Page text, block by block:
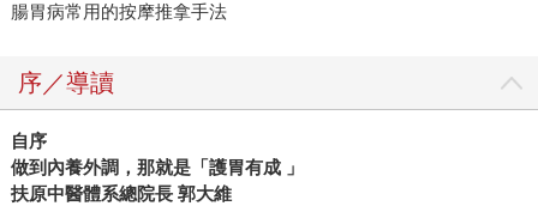
腸胃病常用的按摩推拿手法
序／導讀
自序
做到內養外調，那就是「護胃有成 」
扶原中醫體系總院長 郭大維